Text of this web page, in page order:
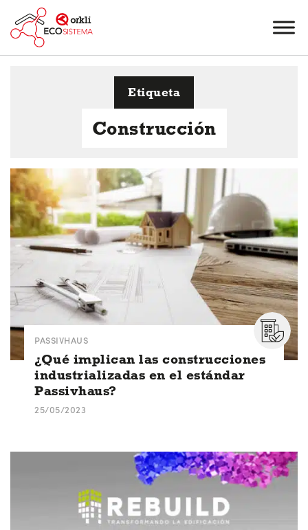
Etiqueta
Construcción
PASSIVHAUS
¿Qué implican las construcciones
industrializadas en el estándar
Passivhaus?
25/05/2023